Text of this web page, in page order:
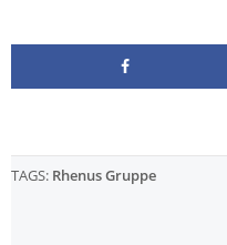
TAGS: Rhenus Gruppe